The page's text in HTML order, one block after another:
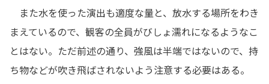
また水を使った演出も適度な量と、放水する場所をわき
まえているので、観客の全員がびしょ濡れになるようなこ
とはない。ただ前述の通り、強風は半端ではないので、持
ち物などが吹き飛ばされないよう注意する必要はある。